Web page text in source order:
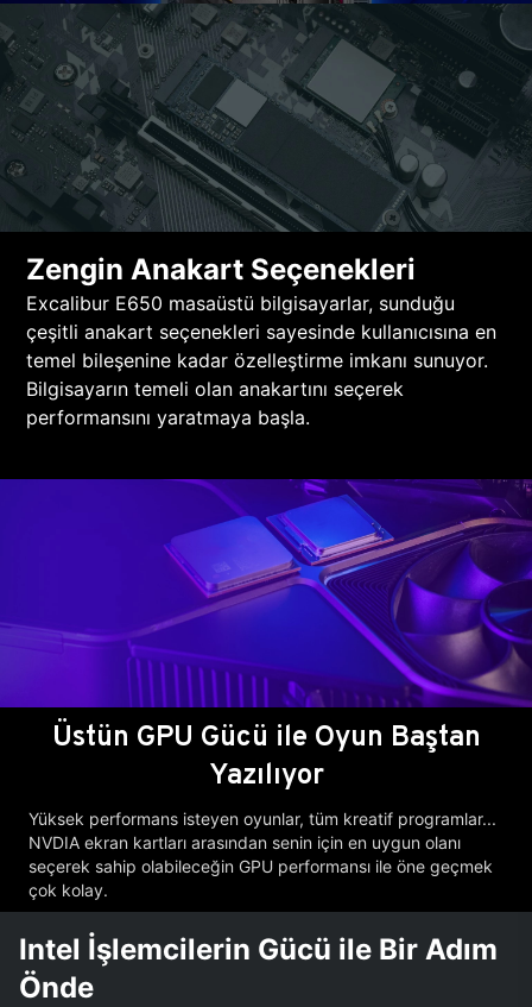
Zengin Anakart Seçenekleri
Excalibur E650 masaüstü bilgisayarlar, sunduğu
çeşitli anakart seçenekleri sayesinde kullanıcısına en
temel bileşenine kadar özelleştirme imkanı sunuyor.
Bilgisayarın temeli olan anakartını seçerek
performansını yaratmaya başla.
Üstün GPU Gücü ile Oyun Baştan
Yazılıyor
Yüksek performans isteyen oyunlar, tüm kreatif programlar...
NVDIA ekran kartları arasından senin için en uygun olanı
seçerek sahip olabileceğin GPU performansı ile öne geçmek
çok kolay.
Intel İşlemcilerin Gücü ile Bir Adım
Önde